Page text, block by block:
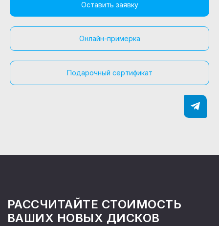
Оставить заявку
Онлайн-примерка
Подарочный сертификат
РАССЧИТАЙТЕ СТОИМОСТЬ
ВАШИХ НОВЫХ ДИСКОВ